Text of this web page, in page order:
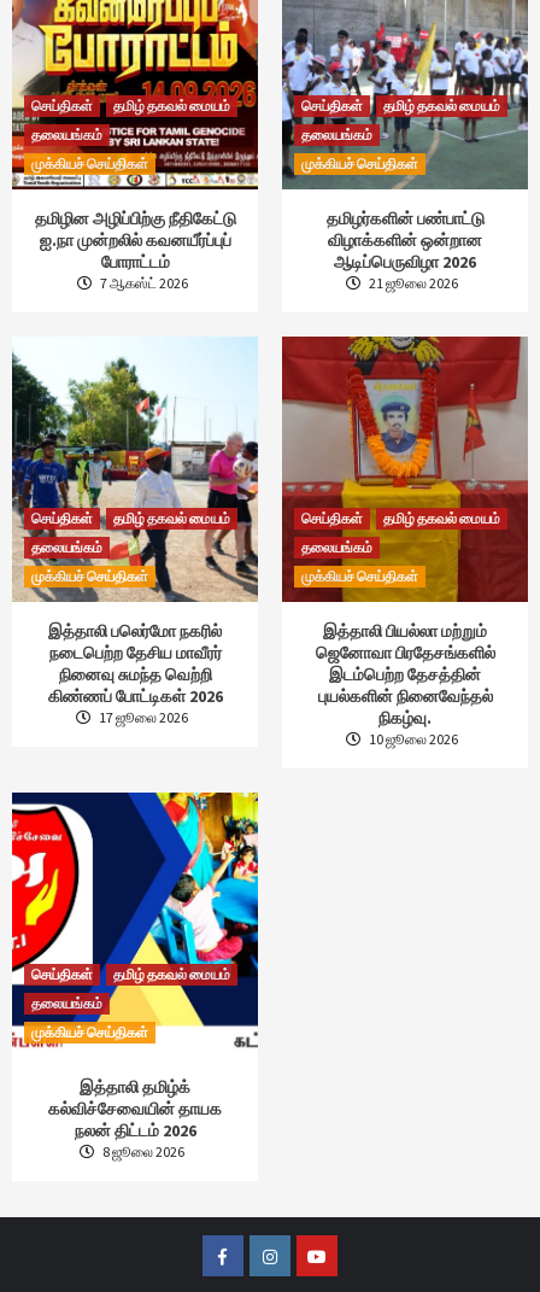
செய்திகள்
தமிழ் தகவல் மையம்
தலையங்கம்
முக்கியச் செய்திகள்
தமிழின அழிப்பிற்கு நீதிகேட்டு
ஐ.நா முன்றலில் கவனயீர்ப்புப்
போராட்டம்
7 ஆகஸ்ட் 2026
செய்திகள்
தமிழ் தகவல் மையம்
தலையங்கம்
முக்கியச் செய்திகள்
தமிழர்களின் பண்பாட்டு
விழாக்களின் ஒன்றான
ஆடிப்பெருவிழா 2026
21 ஜூலை 2026
செய்திகள்
தமிழ் தகவல் மையம்
தலையங்கம்
முக்கியச் செய்திகள்
இத்தாலி பலெர்மோ நகரில்
நடைபெற்ற தேசிய மாவீரர்
நினைவு சுமந்த வெற்றி
கிண்ணப் போட்டிகள் 2026
17 ஜூலை 2026
செய்திகள்
தமிழ் தகவல் மையம்
தலையங்கம்
முக்கியச் செய்திகள்
இத்தாலி பியல்லா மற்றும்
ஜெனோவா பிரதேசங்களில்
இடம்பெற்ற தேசத்தின்
புயல்களின் நினைவேந்தல்
நிகழ்வு.
10 ஜூலை 2026
செய்திகள்
தமிழ் தகவல் மையம்
தலையங்கம்
முக்கியச் செய்திகள்
இத்தாலி தமிழ்க்
கல்விச்சேவையின் தாயக
நலன் திட்டம் 2026
8 ஜூலை 2026
FacebookInstagramYoutube